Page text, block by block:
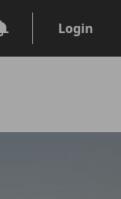
Login